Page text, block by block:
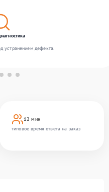
12 мин
типовое время ответа на заказ
устранением дефекта.